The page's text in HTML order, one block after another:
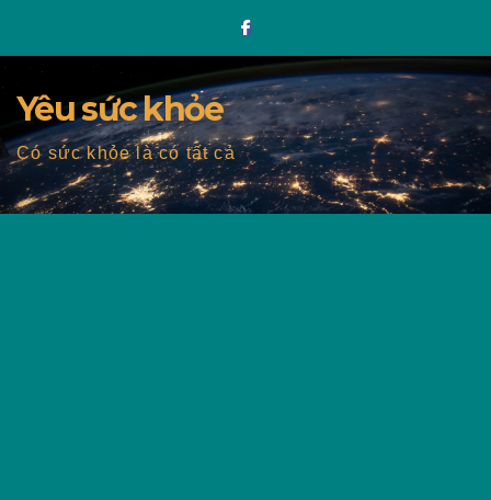
Yêu sức khỏe
Có sức khỏe là có tất cả